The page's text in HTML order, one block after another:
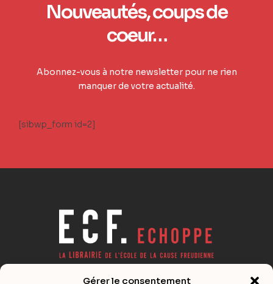
Gérer le consentement
Nouveautés, coups de
coeur…
Abonnez-vous à notre newsletter pour ne rien
manquer de votre actualité.
[sibwp_form id=2]